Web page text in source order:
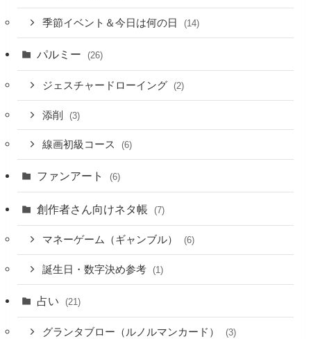
季節イベント＆今日は何の日 (14)
パルミー (26)
ジェスチャードローイング (2)
添削 (3)
線画初級コース (6)
ファンアート (6)
創作者さん向けネタ帳 (7)
マネーゲーム（ギャンブル） (6)
誕生日・数字決め参考 (1)
占い (21)
グランタブロー（ルノルマンカード） (3)